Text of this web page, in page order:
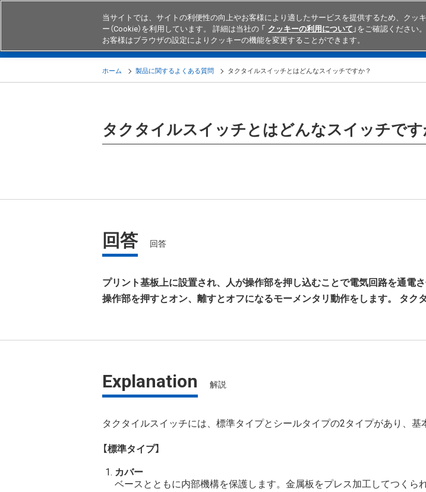
Japan
製品 業界・用途別商品 知る・学ぶ テクニカルサポート
ホーム 製品に関するよくある質問 タクタイルスイッチとはどんなスイッチですか？
タクタイルスイッチとはどんなスイッチです
回答 回答
プリント基板上に設置され、人が操作部を押し込むことで電気回路を通電
操作部を押すとオン、離すとオフになるモーメンタリ動作をします。 タク
Explanation 解説
タクタイルスイッチには、標準タイプとシールタイプの2タイプがあり、基
【標準タイプ】
カバー
ベースとともに内部機構を保護します。金属板をプレス加工してつくられ
当サイトでは、サイトの利便性の向上やお客様により適したサービスを提供するため、クッキ
ー（Cookie）を利用しています。 詳細は当社の 「 クッキーの利用について 」をご確認ください。
お客様はブラウザの設定によりクッキーの機能を変更することができます。